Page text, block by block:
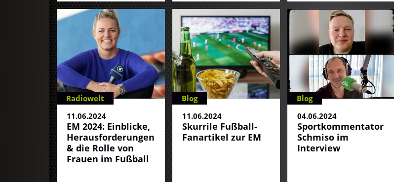
Radiowelt
11.06.2024
EM 2024: Einblicke,
Herausforderungen
& die Rolle von
Frauen im Fußball
Blog
11.06.2024
Skurrile Fußball-
Fanartikel zur EM
Blog
04.06.2024
Sportkommentator
Schmiso im
Interview